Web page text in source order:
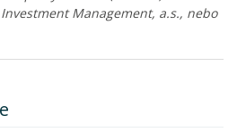
Management, a.s., nebo